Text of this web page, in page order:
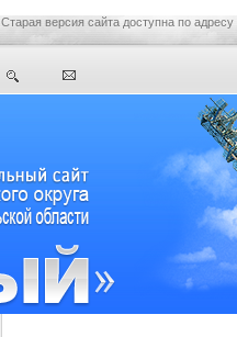
Старая версия сайта доступна по адресу